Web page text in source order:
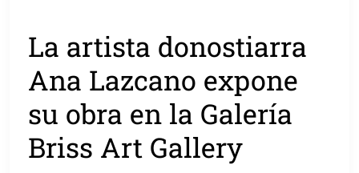
La artista donostiarra
Ana Lazcano expone
su obra en la Galería
Briss Art Gallery